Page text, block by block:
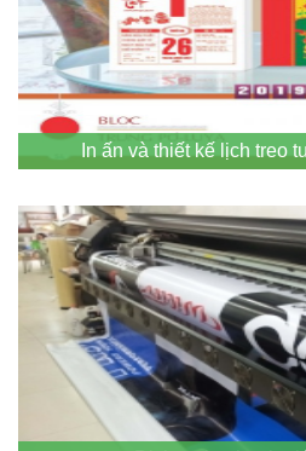
In ấn và thiết kế lịch treo